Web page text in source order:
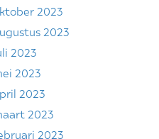
2023
2023
2023
2023
2023
2023
2023